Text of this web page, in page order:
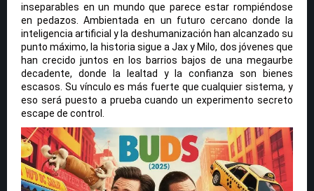
inseparables en un mundo que parece estar rompiéndose
en pedazos. Ambientada en un futuro cercano donde la
inteligencia artificial y la deshumanización han alcanzado su
punto máximo, la historia sigue a Jax y Milo, dos jóvenes que
han crecido juntos en los barrios bajos de una megaurbe
decadente, donde la lealtad y la confianza son bienes
escasos. Su vínculo es más fuerte que cualquier sistema, y
eso será puesto a prueba cuando un experimento secreto
escape de control.